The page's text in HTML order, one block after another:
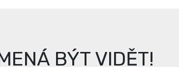
BÝT VIDĚT!